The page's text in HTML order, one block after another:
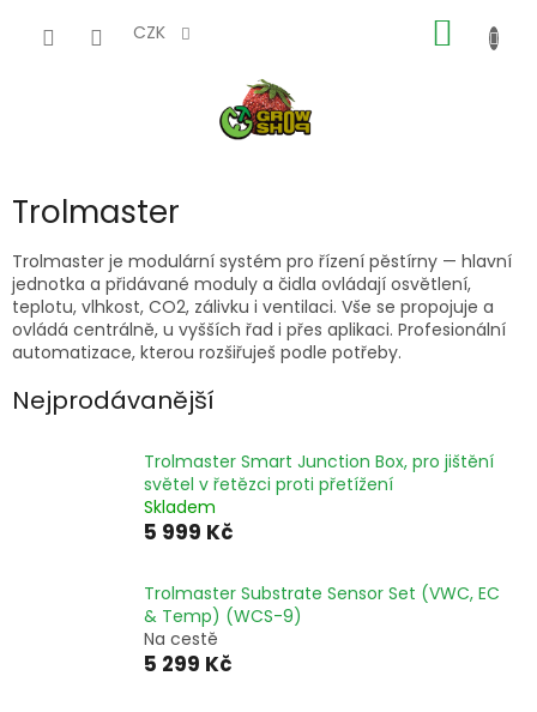
CZK
KOŠÍK
Trolmaster
Trolmaster je modulární systém pro řízení pěstírny — hlavní
jednotka a přidávané moduly a čidla ovládají osvětlení,
teplotu, vlhkost, CO2, zálivku i ventilaci. Vše se propojuje a
ovládá centrálně, u vyšších řad i přes aplikaci. Profesionální
automatizace, kterou rozšiřuješ podle potřeby.
Nejprodávanější
Trolmaster Smart Junction Box, pro jištění
světel v řetězci proti přetížení
Skladem
5 999 Kč
Trolmaster Substrate Sensor Set (VWC, EC
& Temp) (WCS-9)
Na cestě
5 299 Kč